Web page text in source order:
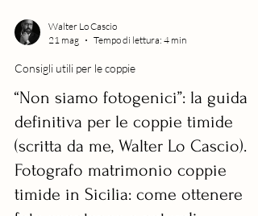
21 mag
Tempo di lettura: 4 min
Consigli utili per le coppie
“Non siamo fotogenici”: la guida
definitiva per le coppie timide
(scritta da me, Walter Lo Cascio).
Fotografo matrimonio coppie